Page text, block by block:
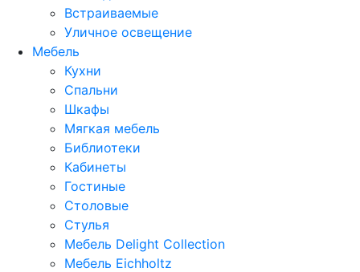
Встраиваемые
Уличное освещение
Мебель
Кухни
Спальни
Шкафы
Мягкая мебель
Библиотеки
Кабинеты
Гостиные
Столовые
Стулья
Мебель Delight Collection
Мебель Eichholtz